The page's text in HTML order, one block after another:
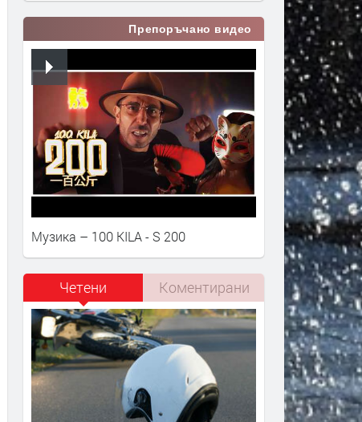
Препоръчано видео
Музика – 100 KILA - S 200
Четени Коментирани